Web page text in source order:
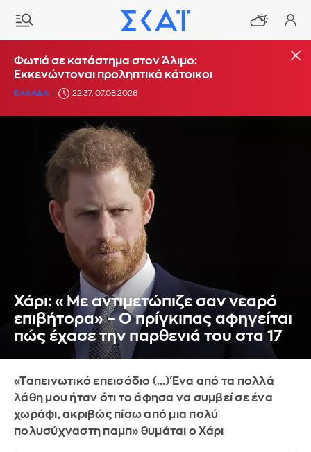
Φωτιά σε κατάστημα στον Άλιμο:
Εκκενώντοναι προληπτικά κάτοικοι
ΕΛΛΑΔΑ 22:37, 07.08.2026
Χάρι: «Με αντιμετώπιζε σαν νεαρό
επιβήτορα» – Ο πρίγκιπας αφηγείται
πώς έχασε την παρθενιά του στα 17
«Ταπεινωτικό επεισόδιο (…) Ένα από τα πολλά
λάθη μου ήταν ότι το άφησα να συμβεί σε ένα
χωράφι, ακριβώς πίσω από μια πολύ
πολυσύχναστη παμπ» θυμάται ο Χάρι